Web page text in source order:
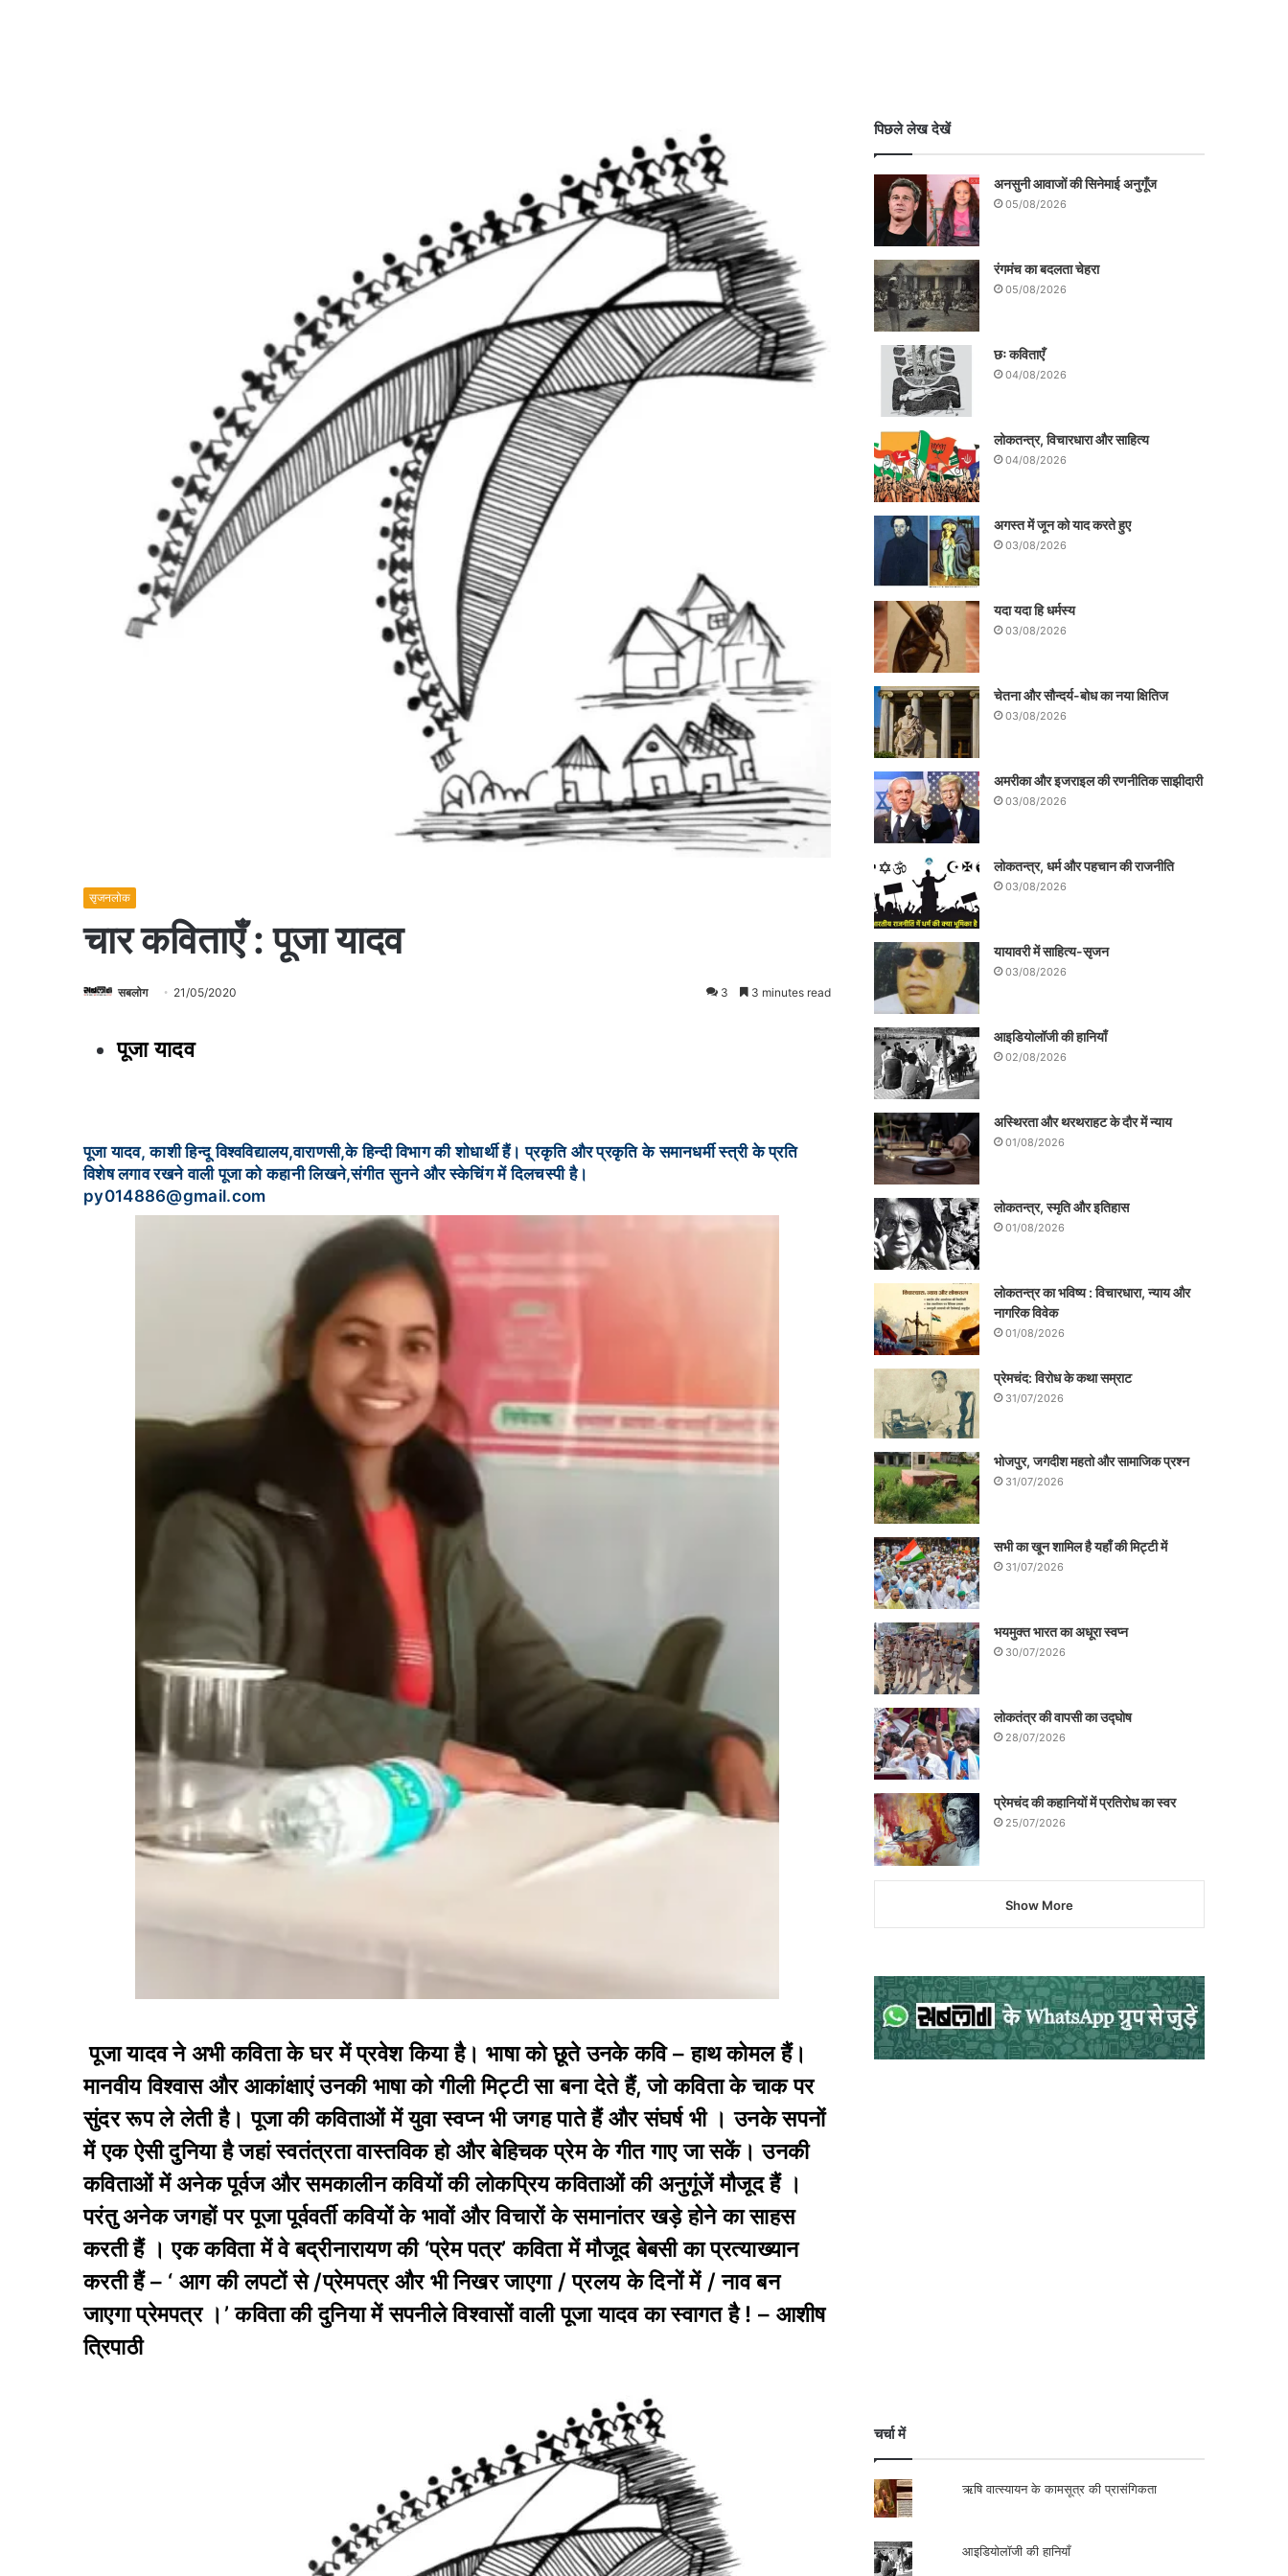
सृजनलोक
चार कविताएँ : पूजा यादव
सबलोग 21/05/2020 3 3 minutes read
पूजा यादव
पूजा यादव, काशी हिन्दू विश्वविद्यालय,वाराणसी,के हिन्दी विभाग की शोधार्थी हैं। प्रकृति और प्रकृति के समानधर्मी स्त्री के प्रति
विशेष लगाव रखने वाली पूजा को कहानी लिखने,संगीत सुनने और स्केचिंग में दिलचस्पी है।
py014886@gmail.com
पूजा यादव ने अभी कविता के घर में प्रवेश किया है। भाषा को छूते उनके कवि – हाथ कोमल हैं।
मानवीय विश्वास और आकांक्षाएं उनकी भाषा को गीली मिट्टी सा बना देते हैं, जो कविता के चाक पर
सुंदर रूप ले लेती है। पूजा की कविताओं में युवा स्वप्न भी जगह पाते हैं और संघर्ष भी । उनके सपनों
में एक ऐसी दुनिया है जहां स्वतंत्रता वास्तविक हो और बेहिचक प्रेम के गीत गाए जा सकें। उनकी
कविताओं में अनेक पूर्वज और समकालीन कवियों की लोकप्रिय कविताओं की अनुगूंजें मौजूद हैं ।
परंतु अनेक जगहों पर पूजा पूर्ववर्ती कवियों के भावों और विचारों के समानांतर खड़े होने का साहस
करती हैं । एक कविता में वे बद्रीनारायण की ‘प्रेम पत्र’ कविता में मौजूद बेबसी का प्रत्याख्यान
करती हैं – ‘ आग की लपटों से /प्रेमपत्र और भी निखर जाएगा / प्रलय के दिनों में / नाव बन
जाएगा प्रेमपत्र ।’ कविता की दुनिया में सपनीले विश्वासों वाली पूजा यादव का स्वागत है ! – आशीष
त्रिपाठी
पिछले लेख देखें
अनसुनी आवाजों की सिनेमाई अनुगूँज
05/08/2026
रंगमंच का बदलता चेहरा
05/08/2026
छः कविताएँ
04/08/2026
लोकतन्त्र, विचारधारा और साहित्य
04/08/2026
अगस्त में जून को याद करते हुए
03/08/2026
यदा यदा हि धर्मस्य
03/08/2026
चेतना और सौन्दर्य-बोध का नया क्षितिज
03/08/2026
अमरीका और इजराइल की रणनीतिक साझीदारी
03/08/2026
लोकतन्त्र, धर्म और पहचान की राजनीति
03/08/2026
यायावरी में साहित्य-सृजन
03/08/2026
आइडियोलॉजी की हानियाँ
02/08/2026
अस्थिरता और थरथराहट के दौर में न्याय
01/08/2026
लोकतन्त्र, स्मृति और इतिहास
01/08/2026
लोकतन्त्र का भविष्य : विचारधारा, न्याय और
नागरिक विवेक
01/08/2026
प्रेमचंद: विरोध के कथा सम्राट
31/07/2026
भोजपुर, जगदीश महतो और सामाजिक प्रश्न
31/07/2026
सभी का खून शामिल है यहाँ की मिट्टी में
31/07/2026
भयमुक्त भारत का अधूरा स्वप्न
30/07/2026
लोकतंत्र की वापसी का उद्घोष
28/07/2026
प्रेमचंद की कहानियों में प्रतिरोध का स्वर
25/07/2026
Show More
चर्चा में
ऋषि वात्स्यायन के कामसूत्र की प्रासंगिकता
आइडियोलॉजी की हानियाँ